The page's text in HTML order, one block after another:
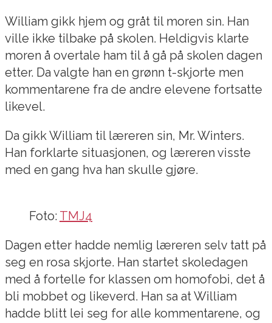
William gikk hjem og gråt til moren sin. Han
ville ikke tilbake på skolen. Heldigvis klarte
moren å overtale ham til å gå på skolen dagen
etter. Da valgte han en grønn t-skjorte men
kommentarene fra de andre elevene fortsatte
likevel.
Da gikk William til læreren sin, Mr. Winters.
Han forklarte situasjonen, og læreren visste
med en gang hva han skulle gjøre.
Foto: TMJ4
Dagen etter hadde nemlig læreren selv tatt på
seg en rosa skjorte. Han startet skoledagen
med å fortelle for klassen om homofobi, det å
bli mobbet og likeverd. Han sa at William
hadde blitt lei seg for alle kommentarene, og